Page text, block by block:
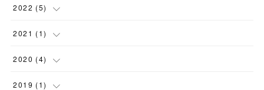
(2
(1
(1
(1
2022 (5)
(1
(1
(3
2021 (1)
(1
2020 (4)
(1
2019 (1)